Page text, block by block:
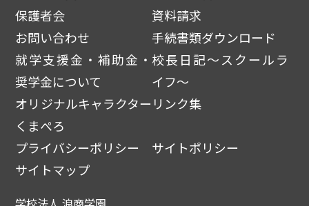
保護者会
資料請求
お問い合わせ
手続書類ダウンロード
就学支援金・補助金・
奨学金について
校長日記～スクールラ
イフ～
オリジナルキャラクター
くまぺろ
リンク集
プライバシーポリシー
サイトポリシー
サイトマップ